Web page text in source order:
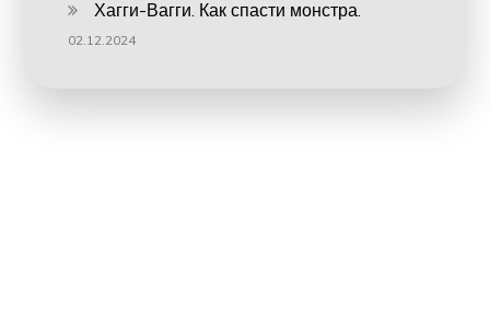
Хагги-Вагги. Как спасти монстра.
02.12.2024